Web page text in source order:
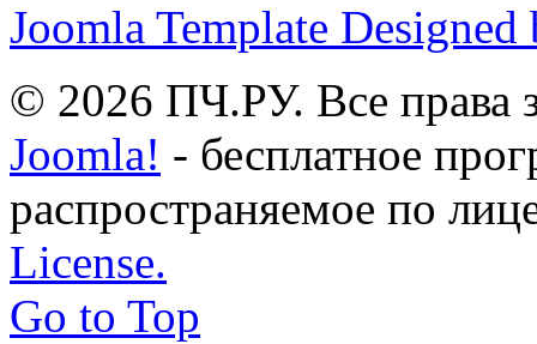
Joomla Template Designed
© 2026 ПЧ.РУ. Все права
Joomla! - бесплатное
распространяемое по
License.
Go to Top